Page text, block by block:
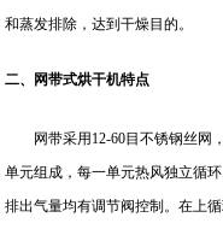
和蒸发排除，达到干燥目的。
二、网带式烘干机特点
网带采用12-60目不锈钢丝网
单元组成，每一单元热风独立循
排出气量均有调节阀控制。在上